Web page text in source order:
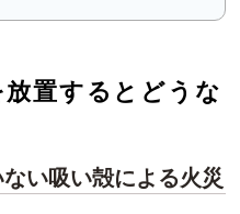
置するとどうな
い吸い殻による火災